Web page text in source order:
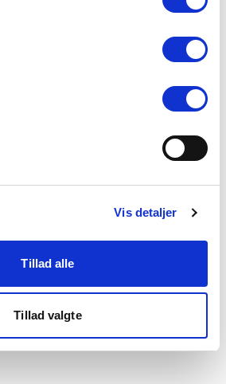
klikke videre til vores Cookiepolitik,
Vis detaljer
Tillad alle
Tillad valgte